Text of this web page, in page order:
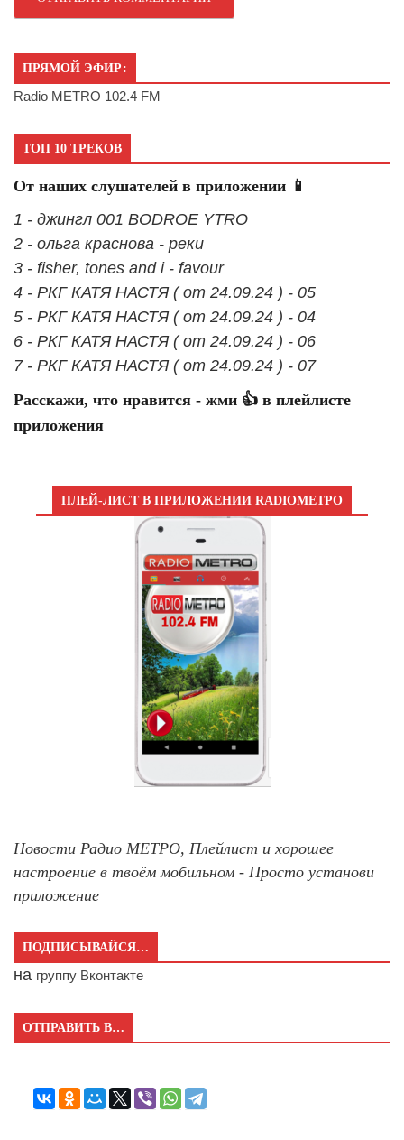
ПРЯМОЙ ЭФИР:
Radio METRO 102.4 FM
ТОП 10 ТРЕКОВ
От наших слушателей в приложении 📱
1 - джингл 001 BODROE YTRO
2 - ольга краснова - реки
3 - fisher, tones and i - favour
4 - РКГ КАТЯ НАСТЯ ( от 24.09.24 ) - 05
5 - РКГ КАТЯ НАСТЯ ( от 24.09.24 ) - 04
6 - РКГ КАТЯ НАСТЯ ( от 24.09.24 ) - 06
7 - РКГ КАТЯ НАСТЯ ( от 24.09.24 ) - 07
Расскажи, что нравится - жми 👍 в плейлисте
приложения
ПЛЕЙ-ЛИСТ В ПРИЛОЖЕНИИ RADIOМЕТРО
Новости Радио МЕТРО, Плейлист и хорошее
настроение в твоём мобильном - Просто установи
приложение
ПОДПИСЫВАЙСЯ…
на группу Вконтакте
ОТПРАВИТЬ В…